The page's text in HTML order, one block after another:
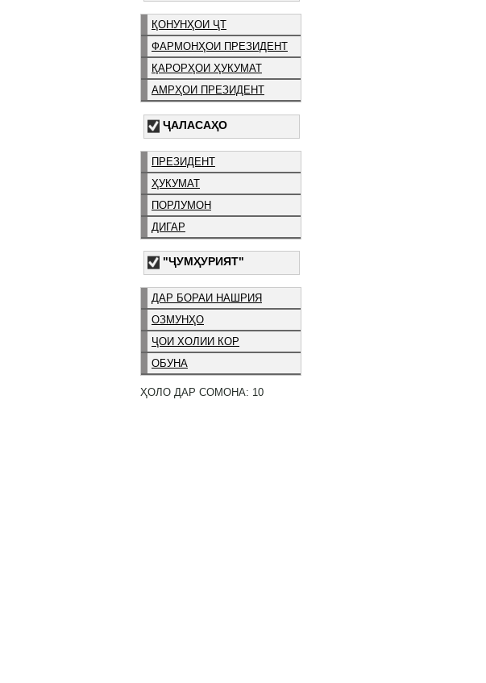
ҚОНУНҲОИ ҶТ
ФАРМОНҲОИ ПРЕЗИДЕНТ
ҚАРОРҲОИ ҲУКУМАТ
АМРҲОИ ПРЕЗИДЕНТ
ҶАЛАСАҲО
ПРЕЗИДЕНТ
ҲУКУМАТ
ПОРЛУМОН
ДИГАР
"ҶУМҲУРИЯТ"
ДАР БОРАИ НАШРИЯ
ОЗМУНҲО
ҶОИ ХОЛИИ КОР
ОБУНА
ҲОЛО ДАР СОМОНА: 10